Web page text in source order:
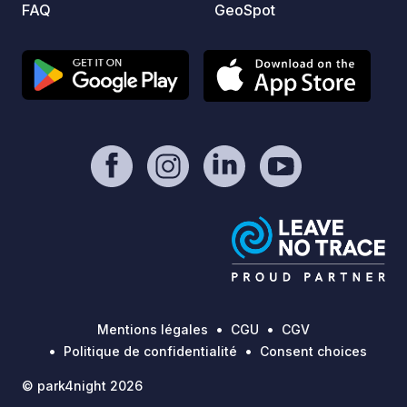
FAQ
GeoSpot
Mentions légales CGU
CGV
Politique de confidentialité
Consent choices
© park4night 2026